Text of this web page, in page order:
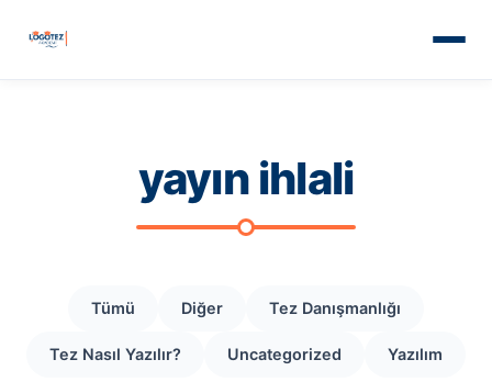
yayın ihlali
Tümü Diğer Tez Danışmanlığı
Tez Nasıl Yazılır? Uncategorized Yazılım